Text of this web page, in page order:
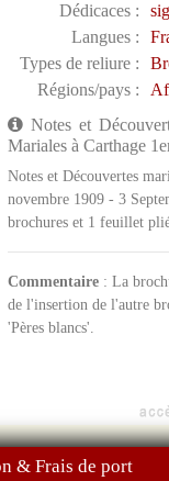
Dédicaces :
Langues :
Types de reliure :
Régions/pays :
Notes et
Mariales à Carthage
Notes et Découvertes
novembre 1909 - 3
brochures et 1 feuillet
Commentaire: La
de l'insertion de l'autre
'Pères blancs'.
& Frais de port